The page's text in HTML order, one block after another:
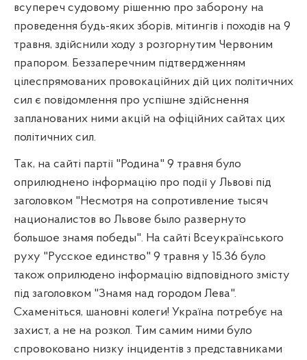
всупереч судовому рішенню про заборону на
проведення будь-яких зборів, мітингів і походів на 9
травня, здійснили ходу з розгорнутим Червоним
прапором. Беззаперечним підтвердженням
цілеспрямованих провокаційних дій цих політичних
сил є повідомлення про успішне здійснення
запланованих ними акцій на офіційних сайтах цих
політичних сил.
Так, на сайті партії " Родина" 9 травня було
оприлюднено інформацію про події у Львові під
заголовком " Несмотря на сопротивление тысяч
националистов во Львове было развернуто
большое знамя победы". На сайті Всеукраїнського
руху " Русское единство" 9 травня у 15.36 було
також оприлюдено інформацію відповідного змісту
під заголовком "Знамя над городом Лева".
Схаменіться, шановні колеги! Україна потребує на
захист, а не на розкол. Тим самим ними було
спровоковано низку інцидентів з представниками